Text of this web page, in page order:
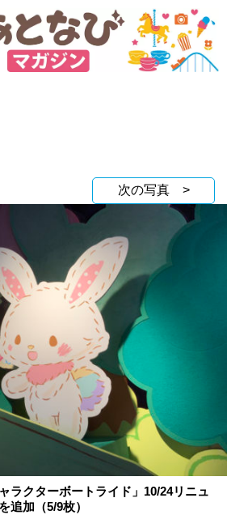
次の写真 >
ラクターボートライド」10/24リニュ
追加（5/9枚）